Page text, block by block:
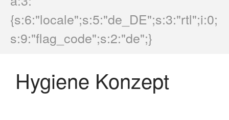
Fruit Logistica 09.02.2022 –
11.02.2022
Grüne Woche 21.01.2022 –
ITB 09.03.2022 – 13.03.2022
{s:6:"locale";s:5:"de_DE";s:3:"rtl";i:0;
s:9:"flag_code";s:2:"de";}
Hygiene Konzept